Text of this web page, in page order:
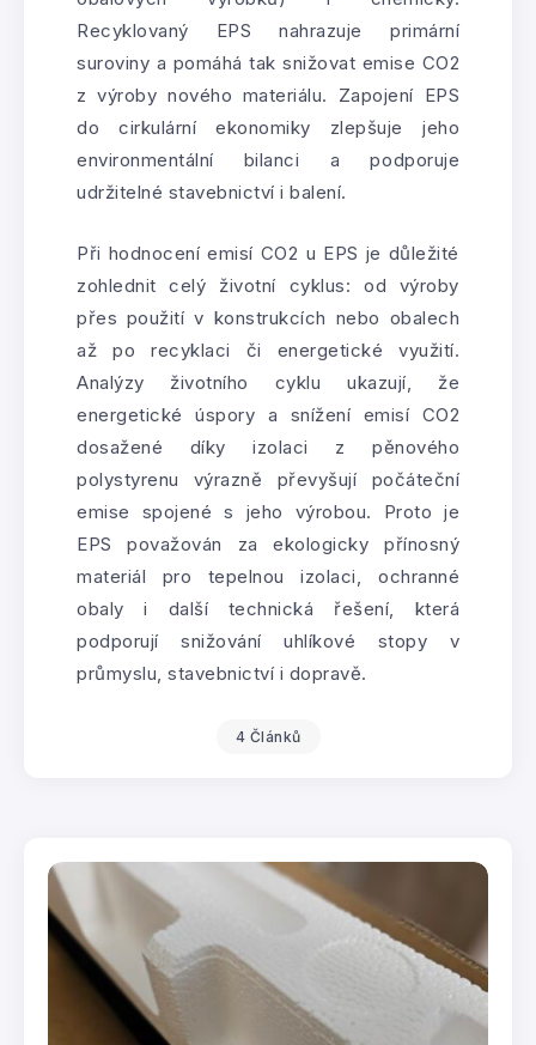
Recyklovaný EPS nahrazuje primární
suroviny a pomáhá tak snižovat emise CO2
z výroby nového materiálu. Zapojení EPS
do cirkulární ekonomiky zlepšuje jeho
environmentální bilanci a podporuje
udržitelné stavebnictví i balení.
Při hodnocení emisí CO2 u EPS je důležité
zohlednit celý životní cyklus: od výroby
přes použití v konstrukcích nebo obalech
až po recyklaci či energetické využití.
Analýzy životního cyklu ukazují, že
energetické úspory a snížení emisí CO2
dosažené díky izolaci z pěnového
polystyrenu výrazně převyšují počáteční
emise spojené s jeho výrobou. Proto je
EPS považován za ekologicky přínosný
materiál pro tepelnou izolaci, ochranné
obaly i další technická řešení, která
podporují snižování uhlíkové stopy v
průmyslu, stavebnictví i dopravě.
4 Článků